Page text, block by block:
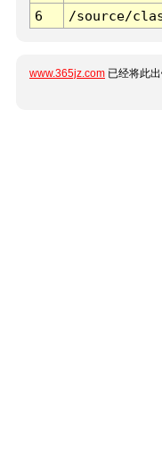
6
/source/
www.365jz.com 已经将此